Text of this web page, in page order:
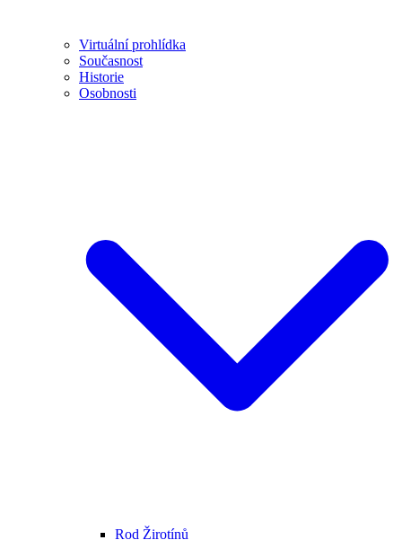
Virtuální prohlídka
Současnost
Historie
Osobnosti
Rod Žirotínů